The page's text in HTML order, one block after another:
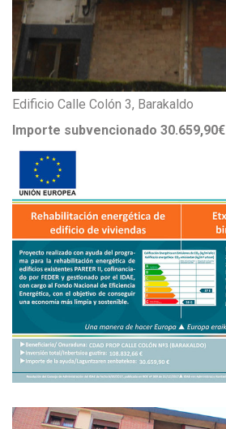
Edificio Calle Colón 3, Barakaldo
Importe subvencionado 30.659,90€